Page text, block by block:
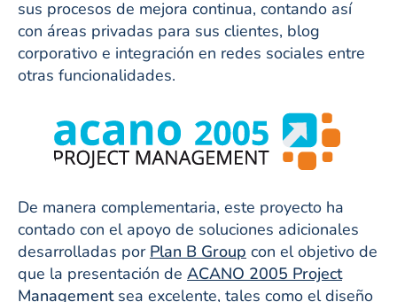
sus procesos de mejora continua, contando así
con áreas privadas para sus clientes, blog
corporativo e integración en redes sociales entre
otras funcionalidades.
De manera complementaria, este proyecto ha
contado con el apoyo de soluciones adicionales
desarrolladas por Plan B Group con el objetivo de
que la presentación de ACANO 2005 Project
Managementsea excelente, tales como el diseño